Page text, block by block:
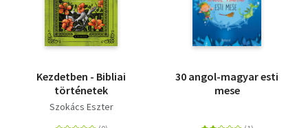
Kezdetben - Bibliai
történetek
Szokács Eszter
30 angol-magyar esti
mese